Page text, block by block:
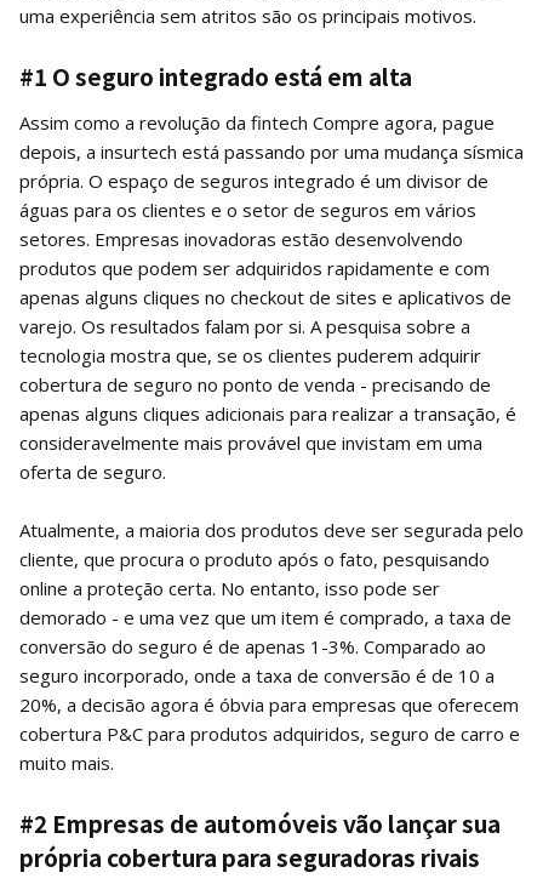
uma experiência sem atritos são os principais motivos.
#1 O seguro integrado está em alta
Assim como a revolução da fintech Compre agora, pague
depois, a insurtech está passando por uma mudança sísmica
própria. O espaço de seguros integrado é um divisor de
águas para os clientes e o setor de seguros em vários
setores. Empresas inovadoras estão desenvolvendo
produtos que podem ser adquiridos rapidamente e com
apenas alguns cliques no checkout de sites e aplicativos de
varejo. Os resultados falam por si. A pesquisa sobre a
tecnologia mostra que, se os clientes puderem adquirir
cobertura de seguro no ponto de venda - precisando de
apenas alguns cliques adicionais para realizar a transação, é
consideravelmente mais provável que invistam em uma
oferta de seguro.
Atualmente, a maioria dos produtos deve ser segurada pelo
cliente, que procura o produto após o fato, pesquisando
online a proteção certa. No entanto, isso pode ser
demorado - e uma vez que um item é comprado, a taxa de
conversão do seguro é de apenas 1-3%. Comparado ao
seguro incorporado, onde a taxa de conversão é de 10 a
20%, a decisão agora é óbvia para empresas que oferecem
cobertura P&C para produtos adquiridos, seguro de carro e
muito mais.
#2 Empresas de automóveis vão lançar sua
própria cobertura para seguradoras rivais